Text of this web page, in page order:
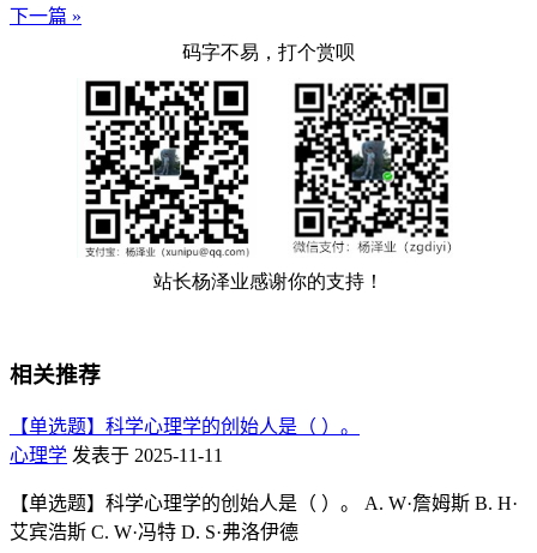
下一篇 »
相关推荐
【单选题】科学心理学的创始人是（ ）。
心理学 发表于 2025-11-11
【单选题】科学心理学的创始人是（ ）。 A. W·詹姆斯 B. H·
艾宾浩斯 C. W·冯特 D. S·弗洛伊德